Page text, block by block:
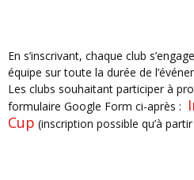
En s’inscrivant, chaque club s’engage à assurer la présence de son
équipe sur toute la durée de
Les clubs souhaitant participer à
formulaire Google Form ci-après :
Cup (inscription possible qu’à